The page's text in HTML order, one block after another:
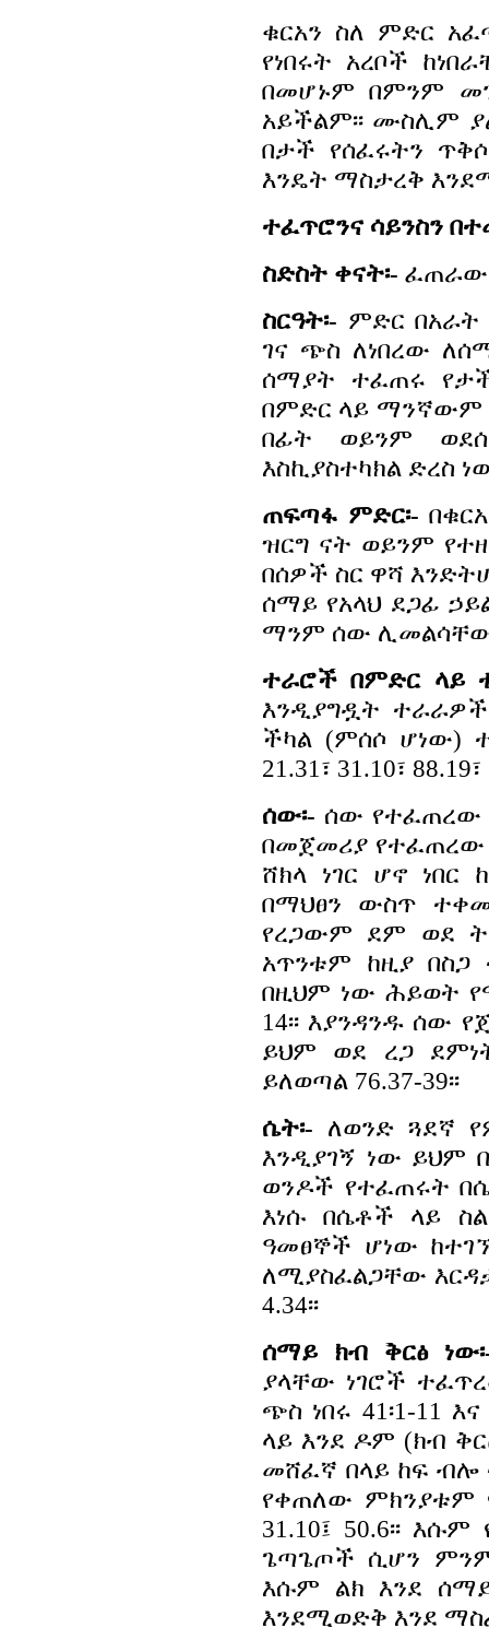
ቁርአን ስለ ምድር
የነበሩት አረቦች
በመሆኑም በምንም
አይችልም፡፡ ሙስሊም
በታች የሰፈሩትን
እንዴት ማስታረቅ
ተፈጥሮንና ሳይንስን
ስድስት ቀናት፡- ፈጠራው
ስርዓት፡- ምድር በአራት
ገና ጭስ ለነበረው
ሰማያት ተፈጠሩ
በምድር ላይ ማንኛውም
በፊት ወይንም
እስኪያስተካክል ድረስ ነው
ጠፍጣፋ ምድር፡-
ዝርግ ናት ወይንም
በሰዎች ስር ዋሻ
ሰማይ የአላህ ደጋፊ
ማንም ሰው ሊመልሳቸው
ተራሮች በምድር ላይ
እንዲያግዷት
ችካል (ምሰሶ ሆነው)
21.31፣ 31.10፣ 88.19፣
ሰው፡- ሰው የተፈጠረው
በመጀመሪያ የተፈጠረው
ሸክላ ነገር ሆኖ
በማህፀን ውስጥ
የረጋውም ደም ወደ
አጥንቱም ከዚያ በስጋ
በዚህም ነው ሕይወት
14፡፡ እያንዳንዱ ሰው
ይህም ወደ ረጋ
ይለወጣል 76.37-39፡፡
ሴት፡- ለወንድ ጓደኛ
እንዲያገኝ ነው ይህም
ወንዶች የተፈጠሩት
እነሱ በሴቶች ላይ
ዓመፀኞች ሆነው
ለሚያስፈልጋቸው
4.34፡፡
ሰማይ ክብ ቅርፅ
ያላቸው ነገሮች
ጭስ ነበሩ 41፡1-11
ላይ እንደ ዶም (ክብ
መሸፈኛ በላይ ከፍ ብሎ
የቀጠለው ምክንያቱም
31.10፤ 50.6፡፡
ጌጣጌጦች ሲሆን ምንም
እሱም ልክ እንደ
እንደሚወድቅ እንደ